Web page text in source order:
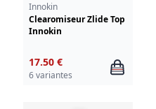
Innokin
Clearomiseur Zlide Top
Innokin
17.50 €
6 variantes